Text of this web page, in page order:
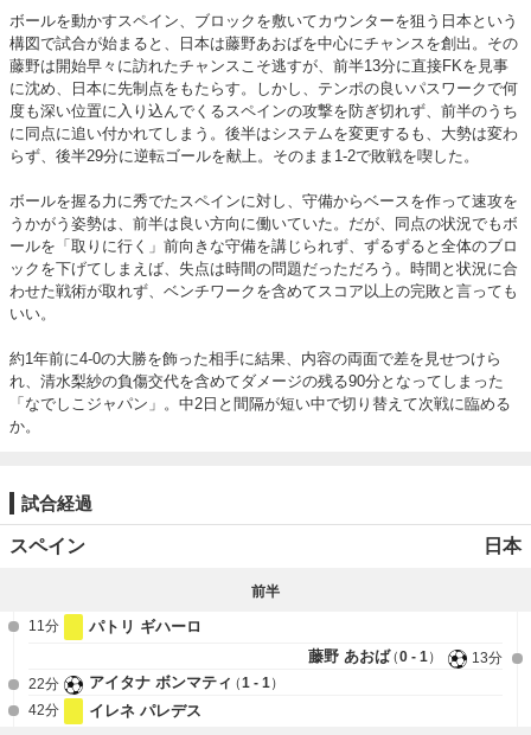
ボールを動かすスペイン、ブロックを敷いてカウンターを狙う日本という
構図で試合が始まると、日本は藤野あおばを中心にチャンスを創出。その
藤野は開始早々に訪れたチャンスこそ逃すが、前半13分に直接FKを見事
に沈め、日本に先制点をもたらす。しかし、テンポの良いパスワークで何
度も深い位置に入り込んでくるスペインの攻撃を防ぎ切れず、前半のうち
に同点に追い付かれてしまう。後半はシステムを変更するも、大勢は変わ
らず、後半29分に逆転ゴールを献上。そのまま1-2で敗戦を喫した。
ボールを握る力に秀でたスペインに対し、守備からベースを作って速攻を
うかがう姿勢は、前半は良い方向に働いていた。だが、同点の状況でもボ
ールを「取りに行く」前向きな守備を講じられず、ずるずると全体のブロ
ックを下げてしまえば、失点は時間の問題だっただろう。時間と状況に合
わせた戦術が取れず、ベンチワークを含めてスコア以上の完敗と言っても
いい。
約1年前に4-0の大勝を飾った相手に結果、内容の両面で差を見せつけら
れ、清水梨紗の負傷交代を含めてダメージの残る90分となってしまった
「なでしこジャパン」。中2日と間隔が短い中で切り替えて次戦に臨める
か。
試合経過
スペイン 日本
前半
11分 パトリ ギハーロ
13分
藤野 あおば 0 - 1
22分
アイタナ ボンマティ 1 - 1
42分
イレネ パレデス